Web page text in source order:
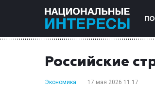
Российские
Экономика 17 мая 2026 11:17